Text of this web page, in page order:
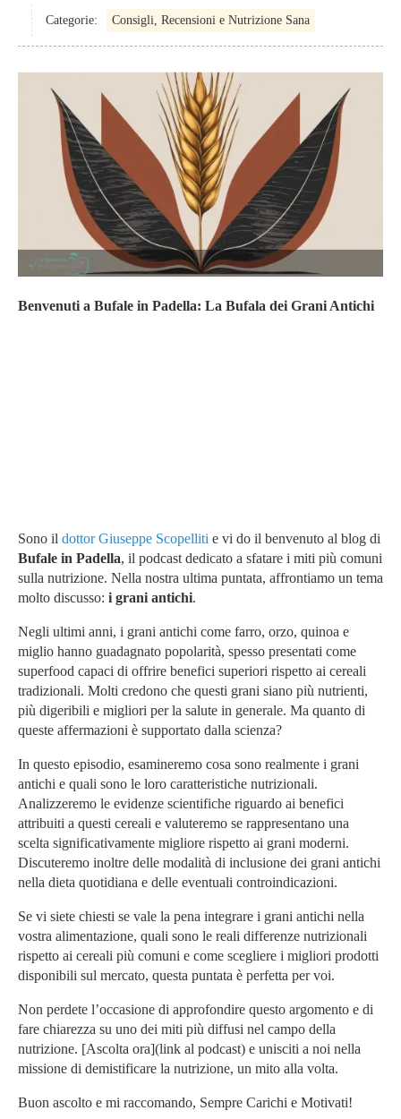
Categorie: Consigli, Recensioni e Nutrizione Sana
Benvenuti a Bufale in Padella: La Bufala dei Grani Antichi
Sono il dottor Giuseppe Scopelliti e vi do il benvenuto al blog di
Bufale in Padella, il podcast dedicato a sfatare i miti più comuni
sulla nutrizione. Nella nostra ultima puntata, affrontiamo un tema
molto discusso: i grani antichi.
Negli ultimi anni, i grani antichi come farro, orzo, quinoa e
miglio hanno guadagnato popolarità, spesso presentati come
superfood capaci di offrire benefici superiori rispetto ai cereali
tradizionali. Molti credono che questi grani siano più nutrienti,
più digeribili e migliori per la salute in generale. Ma quanto di
queste affermazioni è supportato dalla scienza?
In questo episodio, esamineremo cosa sono realmente i grani
antichi e quali sono le loro caratteristiche nutrizionali.
Analizzeremo le evidenze scientifiche riguardo ai benefici
attribuiti a questi cereali e valuteremo se rappresentano una
scelta significativamente migliore rispetto ai grani moderni.
Discuteremo inoltre delle modalità di inclusione dei grani antichi
nella dieta quotidiana e delle eventuali controindicazioni.
Se vi siete chiesti se vale la pena integrare i grani antichi nella
vostra alimentazione, quali sono le reali differenze nutrizionali
rispetto ai cereali più comuni e come scegliere i migliori prodotti
disponibili sul mercato, questa puntata è perfetta per voi.
Non perdete l’occasione di approfondire questo argomento e di
fare chiarezza su uno dei miti più diffusi nel campo della
nutrizione. [Ascolta ora](link al podcast) e unisciti a noi nella
missione di demistificare la nutrizione, un mito alla volta.
Buon ascolto e mi raccomando, Sempre Carichi e Motivati!